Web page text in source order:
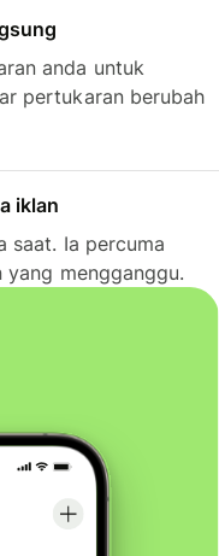
anda untuk
pertukaran berubah
iklan
saat. Ia percuma
mengganggu.